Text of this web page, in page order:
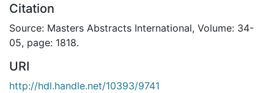
Citation
Source: Masters Abstracts International, Volume: 34-
05, page: 1818.
URI
http://hdl.handle.net/10393/9741